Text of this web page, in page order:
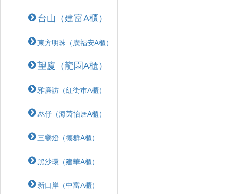
台山（建富A櫃）
東方明珠（廣福安A櫃）
望廈（龍園A櫃）
雅廉訪（紅街巿A櫃）
氹仔（海茵怡居A櫃）
三盞燈（德群A櫃）
黑沙環（建華A櫃）
新口岸（中富A櫃）